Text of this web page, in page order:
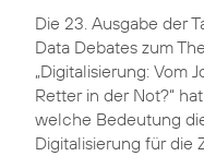
Die 23. Ausgabe der
Data Debates zum
„Digitalisierung: Vom
Retter in der Not?“
welche Bedeutung
Digitalisierung für die